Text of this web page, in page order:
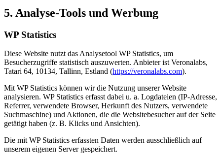
5. Analyse-Tools und Werbung
WP Statistics
Diese Website nutzt das Analysetool WP Statistics, um
Besucherzugriffe statistisch auszuwerten. Anbieter ist Veronalabs,
Tatari 64, 10134, Tallinn, Estland (https://veronalabs.com).
Mit WP Statistics können wir die Nutzung unserer Website
analysieren. WP Statistics erfasst dabei u. a. Logdateien (IP-Adresse,
Referrer, verwendete Browser, Herkunft des Nutzers, verwendete
Suchmaschine) und Aktionen, die die Websitebesucher auf der Seite
getätigt haben (z. B. Klicks und Ansichten).
Die mit WP Statistics erfassten Daten werden ausschließlich auf
unserem eigenen Server gespeichert.